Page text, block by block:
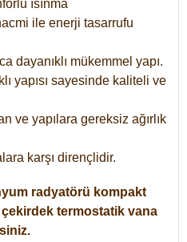
ısınma
ile enerji tasarrufu
dayanıklı mükemmel yapı.
yapısı sayesinde kaliteli ve
ve yapılara gereksiz ağırlık
karşı dirençlidir.
radyatörü kompakt
termostatik vana